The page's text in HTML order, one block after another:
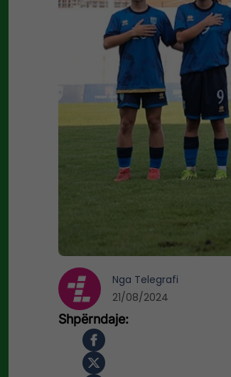
Nga Telegrafi
21/08/2024